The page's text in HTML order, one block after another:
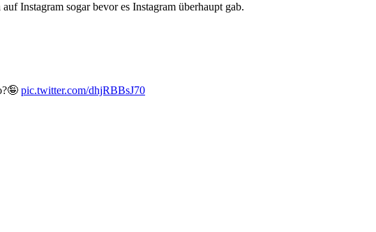
Instagram sogar bevor es Instagram überhaupt gab.
pic.twitter.com/dhjRBBsJ70